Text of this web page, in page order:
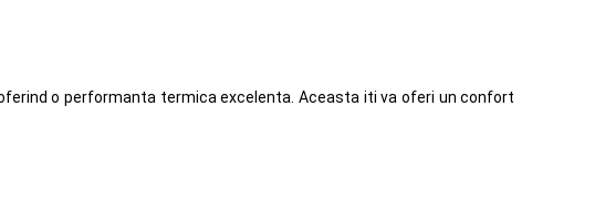
o performanta termica excelenta. Aceasta iti va oferi un confort